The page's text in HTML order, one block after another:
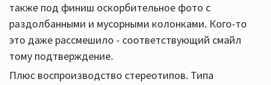
также под финиш оскорбительное фото с
раздолбанными и мусорными колонками. Кого-то
это даже рассмешило - соответствующий смайл
тому подтверждение.
Плюс воспроизводство стереотипов. Типа